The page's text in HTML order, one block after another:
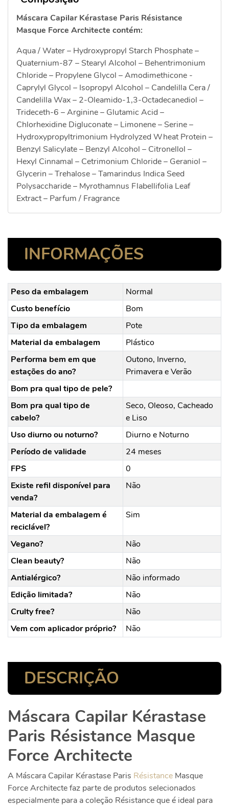
Máscara Capilar Kérastase Paris Résistance
Masque Force Architecte contém:
Aqua / Water – Hydroxypropyl Starch Phosphate –
Quaternium-87 – Stearyl Alcohol – Behentrimonium
Chloride – Propylene Glycol – Amodimethicone -
Caprylyl Glycol – Isopropyl Alcohol – Candelilla Cera /
Candelilla Wax – 2-Oleamido-1,3-Octadecanediol –
Trideceth-6 – Arginine – Glutamic Acid –
Chlorhexidine Digluconate – Limonene – Serine –
Hydroxypropyltrimonium Hydrolyzed Wheat Protein –
Benzyl Salicylate – Benzyl Alcohol – Citronellol –
Hexyl Cinnamal – Cetrimonium Chloride – Geraniol –
Glycerin – Trehalose – Tamarindus Indica Seed
Polysaccharide – Myrothamnus Flabellifolia Leaf
Extract – Parfum / Fragrance
INFORMAÇÕES
Peso da embalagem
Normal
Custo benefício
Bom
Tipo da embalagem
Pote
Material da embalagem
Plástico
Performa bem em que
estações do ano?
Outono, Inverno,
Primavera e Verão
Bom pra qual tipo de pele?
Bom pra qual tipo de
cabelo?
Seco, Oleoso, Cacheado
e Liso
Uso diurno ou noturno?
Diurno e Noturno
Período de validade
24 meses
FPS
0
Existe refil disponível para
venda?
Não
Material da embalagem é
reciclável?
Sim
Vegano?
Não
Clean beauty?
Não
Antialérgico?
Não informado
Edição limitada?
Não
Crulty free?
Não
Vem com aplicador próprio?
Não
DESCRIÇÃO
Máscara Capilar Kérastase
Paris Résistance Masque
Force Architecte
A Máscara Capilar Kérastase Paris Résistance Masque
Force Architectefaz parte de produtos selecionados
especialmente para a coleção Résistance que é ideal para